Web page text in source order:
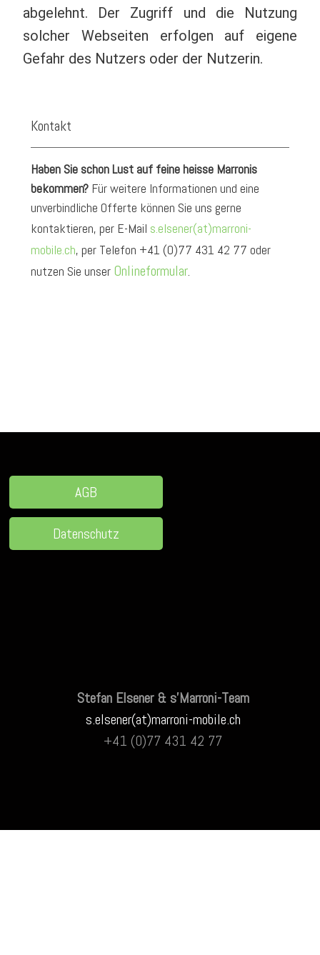
abgelehnt. Der Zugriff und die Nutzung
solcher Webseiten erfolgen auf eigene
Gefahr des Nutzers oder der Nutzerin.
Kontakt
Haben Sie schon Lust auf feine heisse Marronis
bekommen? Für weitere Informationen und eine
unverbindliche Offerte können Sie uns gerne
kontaktieren, per E-Mail s.elsener(at)marroni-
mobile.ch, per Telefon +41 (0)77 431 42 77 oder
nutzen Sie unser Onlineformular.
AGB
Datenschutz
Stefan Elsener & s’Marroni-Team
s.elsener(at)marroni-mobile.ch
+41 (0)77 431 42 77